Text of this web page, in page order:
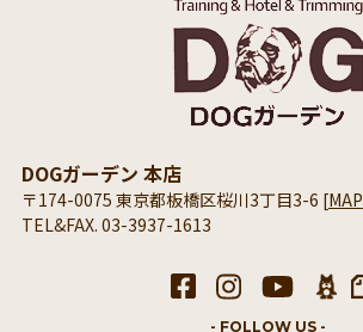
DOGガーデン 本店
〒174-0075 東京都板橋区桜川3丁目3-6 [MAP
TEL&FAX. 03-3937-1613
- FOLLOW US -